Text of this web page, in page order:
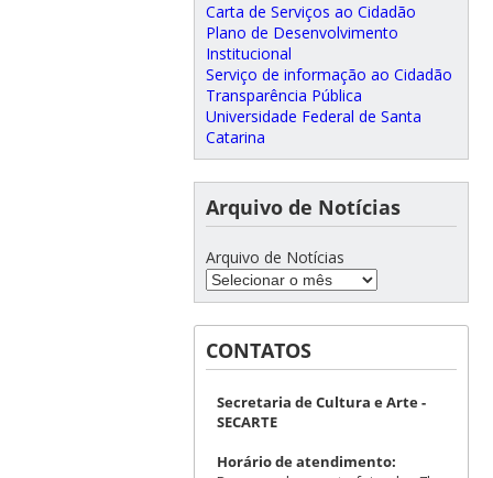
Carta de Serviços ao Cidadão
Plano de Desenvolvimento
Institucional
Serviço de informação ao Cidadão
Transparência Pública
Universidade Federal de Santa
Catarina
Arquivo de Notícias
Arquivo de Notícias
CONTATOS
Secretaria de Cultura e Arte -
SECARTE
Horário de atendimento: